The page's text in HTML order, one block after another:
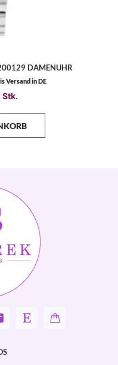
DAMENUHR
Versand in DE
Stk.